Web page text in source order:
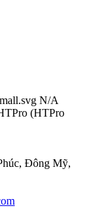
N/A
(HTPro
Đông Mỹ,